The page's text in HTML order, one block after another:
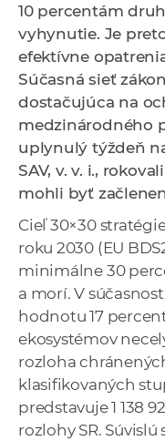
10 percentám
vyhynutie. Je
efektívne
Súčasná sieť
dostačujúca na
medzinárodného
uplynulý týždeň
SAV, v. v. i.,
mohli byť
Cieľ 30×30
roku 2030 (EU
minimálne 30
a morí. V
hodnotu 17
ekosystémov
rozloha
klasifikovaných
predstavuje 1 138
rozlohy SR.